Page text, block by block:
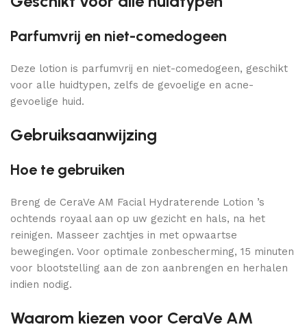
Parfumvrij en niet-comedogeen
Deze lotion is parfumvrij en niet-comedogeen, geschikt
voor alle huidtypen, zelfs de gevoelige en acne-
gevoelige huid.
Gebruiksaanwijzing
Hoe te gebruiken
Breng de CeraVe AM Facial Hydraterende Lotion ’s
ochtends royaal aan op uw gezicht en hals, na het
reinigen. Masseer zachtjes in met opwaartse
bewegingen. Voor optimale zonbescherming, 15 minuten
voor blootstelling aan de zon aanbrengen en herhalen
indien nodig.
Waarom kiezen voor CeraVe AM